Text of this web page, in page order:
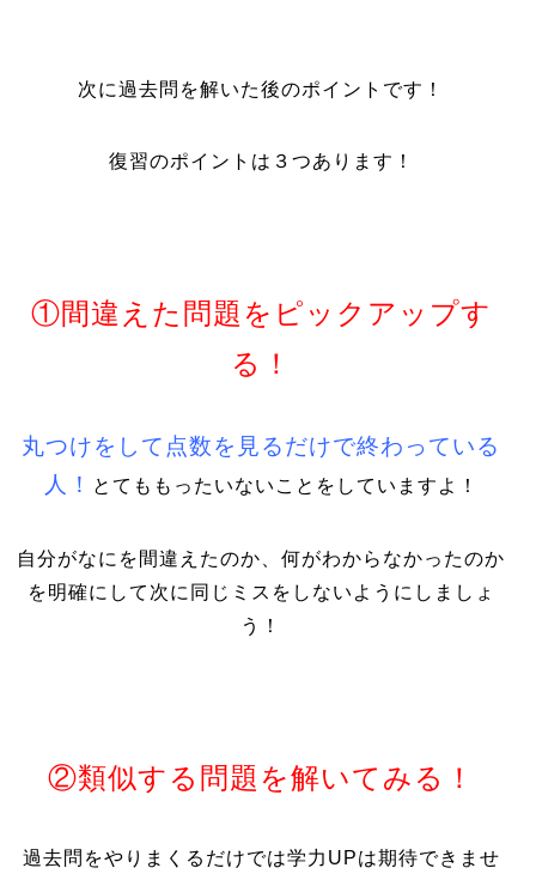
次に過去問を解いた後のポイントです！
復習のポイントは３つあります！
①間違えた問題をピックアップす
る！
丸つけをして点数を見るだけで終わっている
人！
とてももったいないことをしていますよ！
自分がなにを間違えたのか、何がわからなかったのか
を明確にして次に同じミスをしないようにしましょ
う！
②類似する問題を解いてみる！
過去問をやりまくるだけでは学力UPは期待できませ